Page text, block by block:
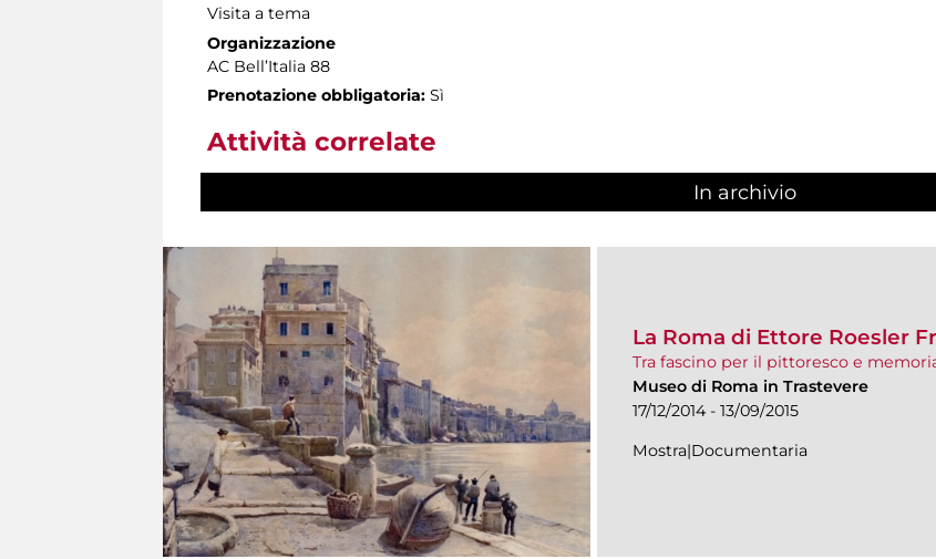
Visita a tema
Organizzazione
AC Bell’Italia 88
Prenotazione obbligatoria: Sì
Attività correlate
In archivio
La Roma di Ettore Roesler
Tra fascino per il pittoresco e
Museo di Roma in Trastevere
17/12/2014 - 13/09/2015
Mostra|Documentaria